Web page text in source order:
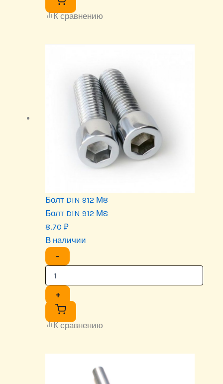
К сравнению
Болт DIN 912 М8
Болт DIN 912 М8
8.70 ₽
В наличии
−
+
К сравнению